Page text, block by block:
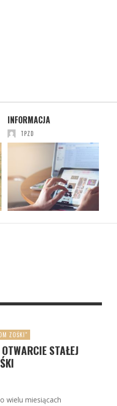
INFORMACJA
TPZD
ZOŚKI"
STAŁEJ
wielu miesiącach